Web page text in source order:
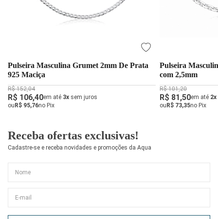
Pulseira Masculina Grumet 2mm De Prata
925 Maciça
R$ 152,04
R$ 106,40em até 3x sem juros
ouR$ 95,76no Pix
Pulseira
com 2,5mm
R$ 101,20
R$ 81,50em até 2x
ouR$ 73,35no Pix
Receba ofertas exclusivas!
Cadastre-se e receba novidades e promoções da Aqua